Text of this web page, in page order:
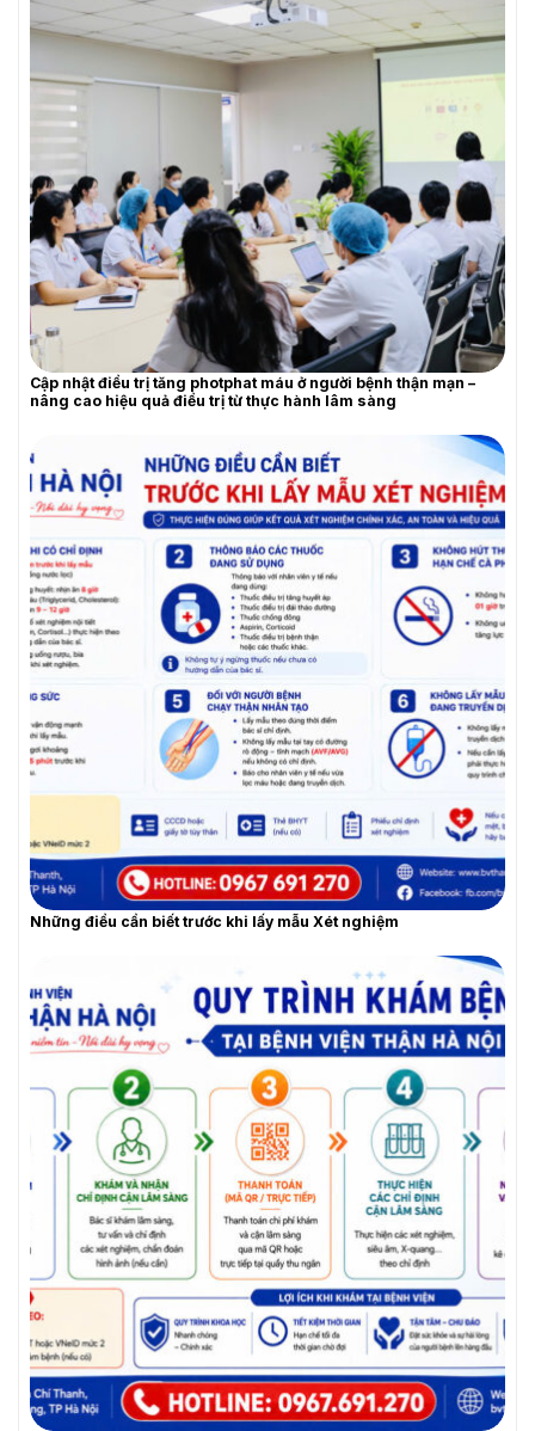
YÊU CẦU BÁO GIÁ
YÊU CẦU BÁO GIÁ
Cập nhật điều trị tăng photphat máu ở người bệnh thận mạn –
nâng cao hiệu quả điều trị từ thực hành lâm sàng
Những điều cần biết trước khi lấy mẫu Xét nghiệm